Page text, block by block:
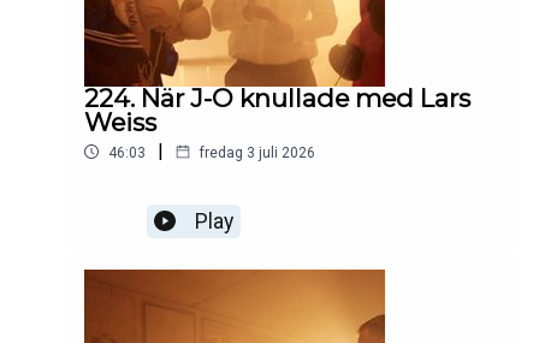
224. När J-O knullade med Lars
Weiss
46:03 | fredag 3 juli 2026
Play